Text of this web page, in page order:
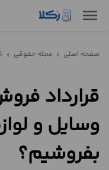
menu
نمونه
تنظیم
مشاوره
حقوقی
صفحه اصلی chevron_left مجله حقوقی chevron_left
قرارداد
وسایل و
بفروشیم؟